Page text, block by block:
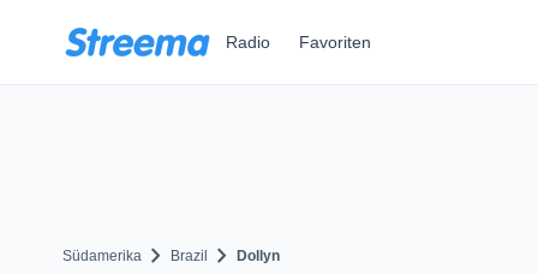
Radio Favoriten
Südamerika chevron_right Brazil chevron_right Dollyn